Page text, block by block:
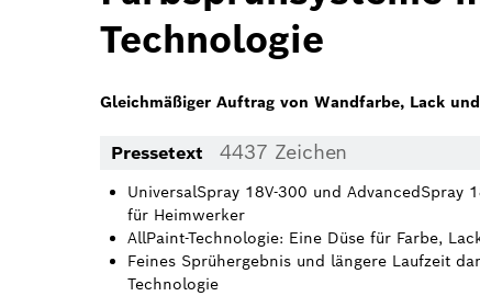
Technologie
Gleichmäßiger Auftrag von Wandfarbe, Lack
Pressetext 4437 Zeichen
UniversalSpray 18V-300 und AdvancedSpray
für Heimwerker
AllPaint-Technologie: Eine Düse für Farbe,
Feines Sprühergebnis und längere Laufzeit
Technologie